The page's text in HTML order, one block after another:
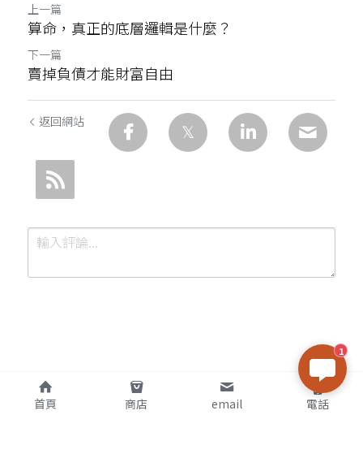
上一篇
算命，真正的底層邏輯是什麼？
下一篇
賣掉負債才能財富自由
返回網站
提交
1
首頁 商店 email 電話